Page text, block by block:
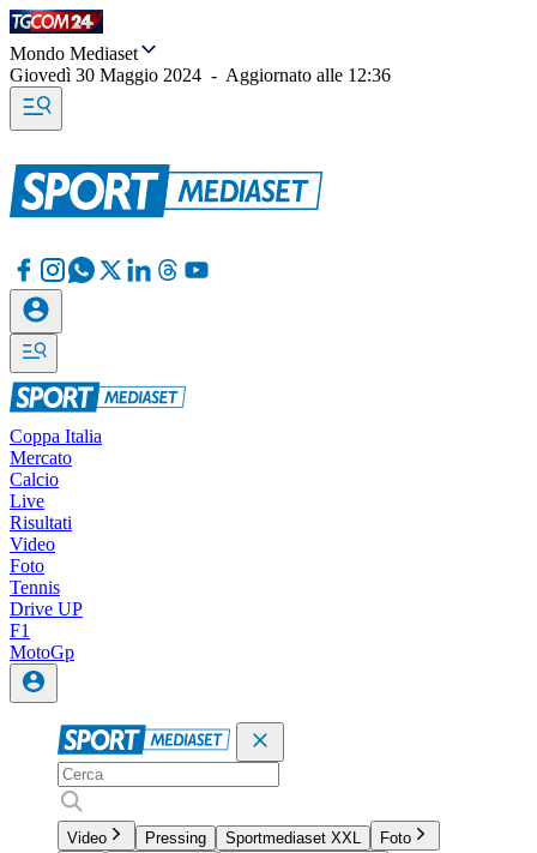
Mondo Mediaset
Giovedì 30 Maggio 2024 - Aggiornato alle 12:36
Coppa Italia
Mercato
Calcio
Live
Risultati
Video
Foto
Tennis
Drive UP
F1
MotoGp
Video Pressing Sportmediaset XXL
Foto